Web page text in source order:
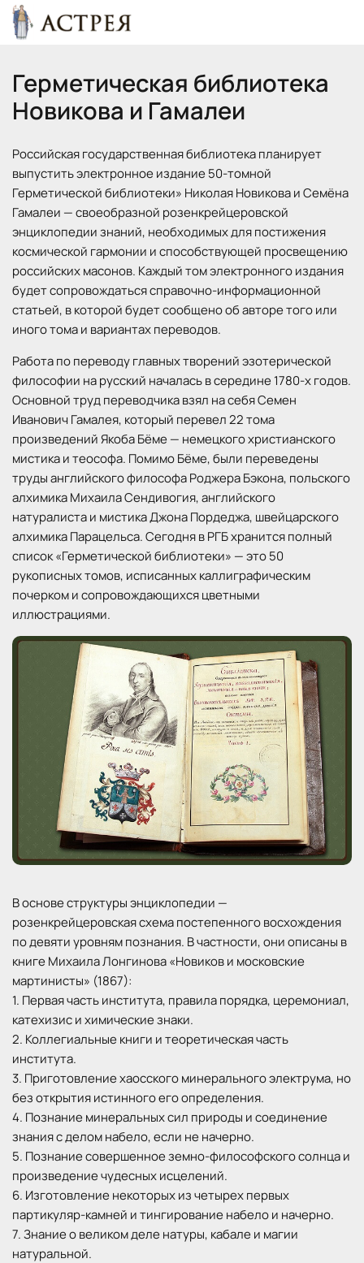
Герметическая библиотека
Новикова и Гамалеи
Российская государственная библиотека планирует
выпустить электронное издание 50-томной
Герметической библиотеки» Николая Новикова и Семёна
Гамалеи — своеобразной розенкрейцеровской
энциклопедии знаний, необходимых для постижения
космической гармонии и способствующей просвещению
российских масонов. Каждый том электронного издания
будет сопровождаться справочно-информационной
статьей, в которой будет сообщено об авторе того или
иного тома и вариантах переводов.
Работа по переводу главных творений эзотерической
философии на русский началась в середине 1780-х годов.
Основной труд переводчика взял на себя Семен
Иванович Гамалея, который перевел 22 тома
произведений Якоба Бёме — немецкого христианского
мистика и теософа. Помимо Бёме, были переведены
труды английского философа Роджера Бэкона, польского
алхимика Михаила Сендивогия, английского
натуралиста и мистика Джона Пордеджа, швейцарского
алхимика Парацельса. Сегодня в РГБ хранится полный
список «Герметической библиотеки» — это 50
рукописных томов, исписанных каллиграфическим
почерком и сопровождающихся цветными
иллюстрациями.
В основе структуры энциклопедии —
розенкрейцеровская схема постепенного восхождения
по девяти уровням познания. В частности, они описаны в
книге Михаила Лонгинова «Новиков и московские
мартинисты» (1867):
1. Первая часть института, правила порядка, церемониал,
катехизис и химические знаки.
2. Коллегиальные книги и теоретическая часть
института.
3. Приготовление хаосского минерального электрума, но
без открытия истинного его определения.
4. Познание минеральных сил природы и соединение
знания с делом набело, если не начерно.
5. Познание совершенное земно-философского солнца и
произведение чудесных исцелений.
6. Изготовление некоторых из четырех первых
партикуляр-камней и тингирование набело и начерно.
7. Знание о великом деле натуры, кабале и магии
натуральной.